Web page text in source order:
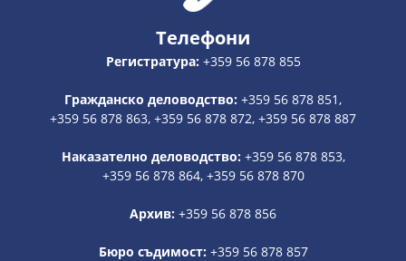
Телефони
Регистратура: +359 56 878 855
Гражданско деловодство: +359 56 878 851,
+359 56 878 863, +359 56 878 872, +359 56 878 887
Наказателно деловодство: +359 56 878 853,
+359 56 878 864, +359 56 878 870
Архив: +359 56 878 856
Бюро съдимост: +359 56 878 857